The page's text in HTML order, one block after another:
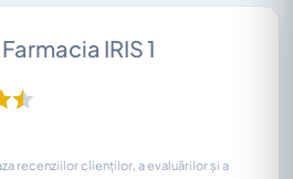
Farmacia IRIS 1
recenziilor clienților, a evaluărilor și a